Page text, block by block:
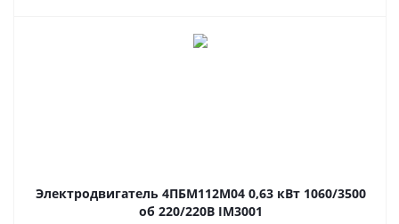
Электродвигатель 4ПБМ112М04 0,63 кВт 1060/3500
об 220/220В IM3001